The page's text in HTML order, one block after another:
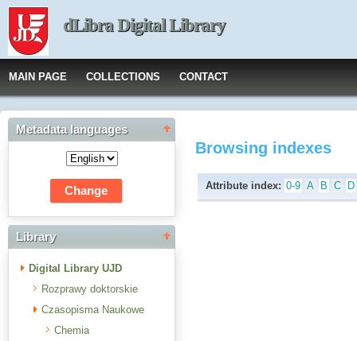
dLibra Digital Library
MAIN PAGE COLLECTIONS CONTACT
Metadata languages
Library
Digital Library UJD
Rozprawy doktorskie
Czasopisma Naukowe
Chemia
Browsing indexes
Attribute index: 0-9 A B C D